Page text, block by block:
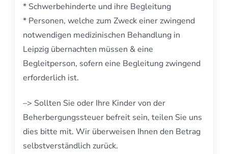
* Schwerbehinderte und ihre Begleitung
* Personen, welche zum Zweck einer zwingend
notwendigen medizinischen Behandlung in
Leipzig übernachten müssen & eine
Begleitperson, sofern eine Begleitung zwingend
erforderlich ist.
–> Sollten Sie oder Ihre Kinder von der
Beherbergungssteuer befreit sein, teilen Sie uns
dies bitte mit. Wir überweisen Ihnen den Betrag
selbstverständlich zurück.